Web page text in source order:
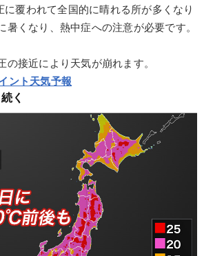
覆われて全国的に晴れる所が多くなり
暑くなり、熱中症への注意が必要です。
の接近により天気が崩れます。
ント天気予報
く